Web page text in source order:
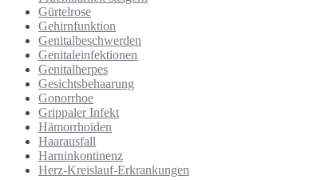
Gürtelrose
Gehirnfunktion
Genitalbeschwerden
Genitaleinfektionen
Genitalherpes
Gesichtsbehaarung
Gonorrhoe
Grippaler Infekt
Hämorrhoiden
Haarausfall
Harninkontinenz
Herz-Kreislauf-Erkrankungen